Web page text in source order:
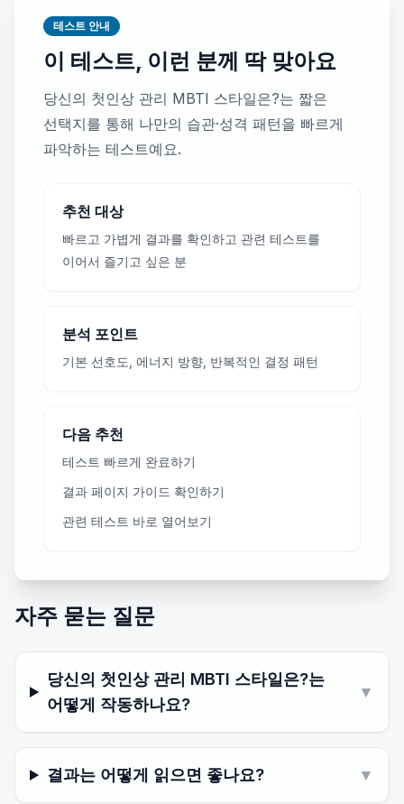
테스트 안내
이 테스트, 이런 분께 딱 맞아요
당신의 첫인상 관리 MBTI 스타일은?는 짧은
선택지를 통해 나만의 습관·성격 패턴을 빠르게
파악하는 테스트예요.
추천 대상
빠르고 가볍게 결과를 확인하고 관련 테스트를
이어서 즐기고 싶은 분
분석 포인트
기본 선호도, 에너지 방향, 반복적인 결정 패턴
다음 추천
테스트 빠르게 완료하기
결과 페이지 가이드 확인하기
관련 테스트 바로 열어보기
자주 묻는 질문
당신의 첫인상 관리 MBTI 스타일은?는
어떻게 작동하나요?
▼
결과는 어떻게 읽으면 좋나요? ▼